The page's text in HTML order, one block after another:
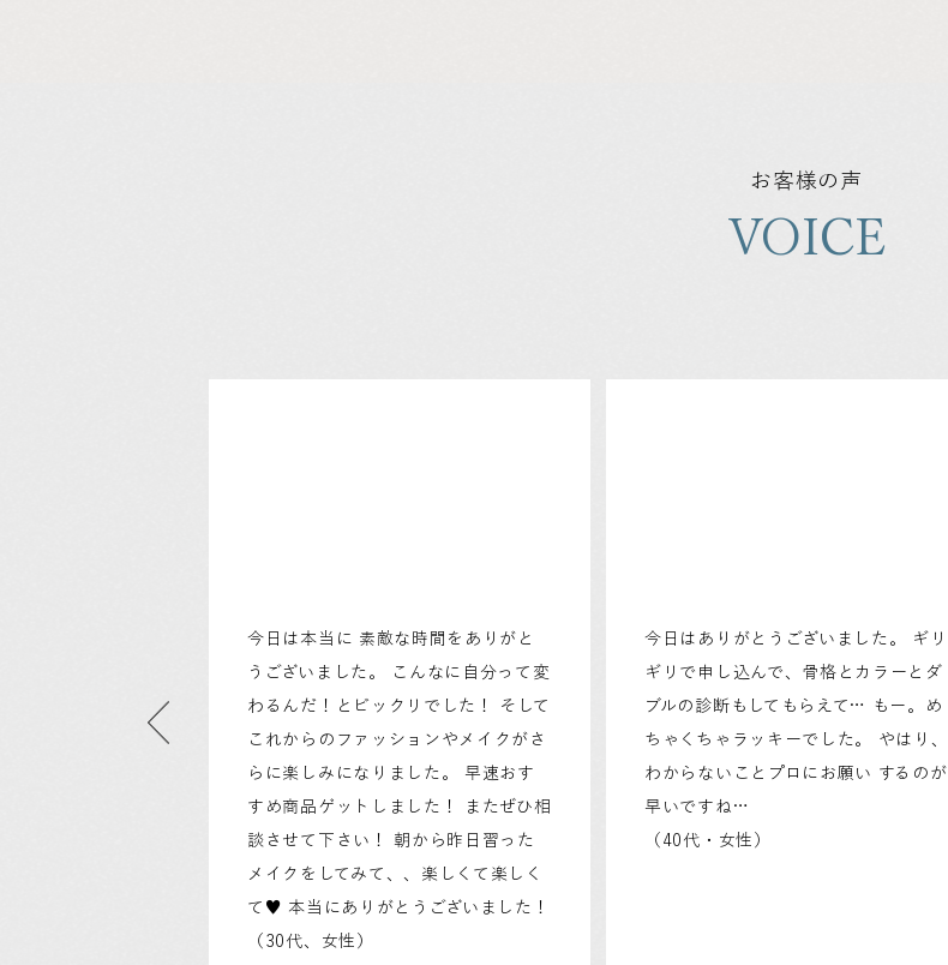
お客様の声
VOICE
今日は本当に 素敵な時間をありがと
うございました。 こんなに自分って変
わるんだ！とビックリでした！ そして
これからのファッションやメイクがさ
らに楽しみになりました。 早速おす
すめ商品ゲットしました！ またぜひ相
談させて下さい！ 朝から昨日習った
メイクをしてみて、、楽しくて楽しく
て♥ 本当にありがとうございました！
（30代、女性）
今日はありがとうございました。 ギリ
ギリで申し込んで、骨格とカラーとダ
ブルの診断もしてもらえて… もー。め
ちゃくちゃラッキーでした。 やはり、
わからないことプロにお願い するのが
早いですね…
（40代・女性）